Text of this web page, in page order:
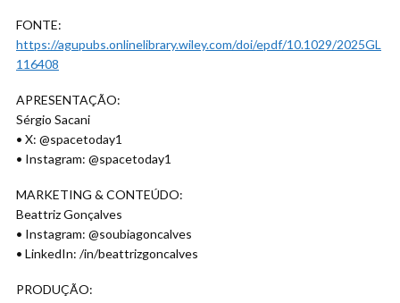
FONTE:
https://agupubs.onlinelibrary.wiley.com/doi/epdf/10.1029/2025GL
116408
APRESENTAÇÃO:
Sérgio Sacani
• X: @spacetoday1
• Instagram: @spacetoday1
MARKETING & CONTEÚDO:
Beattriz Gonçalves
• Instagram: @soubiagoncalves
• LinkedIn: /in/beattrizgoncalves
PRODUÇÃO: